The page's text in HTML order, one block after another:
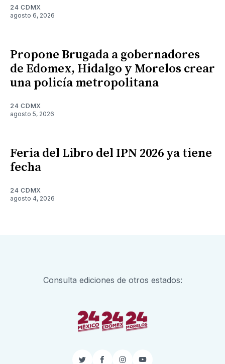
24 CDMX
agosto 6, 2026
Propone Brugada a gobernadores
de Edomex, Hidalgo y Morelos crear
una policía metropolitana
24 CDMX
agosto 5, 2026
Feria del Libro del IPN 2026 ya tiene
fecha
24 CDMX
agosto 4, 2026
Consulta ediciones de otros estados: